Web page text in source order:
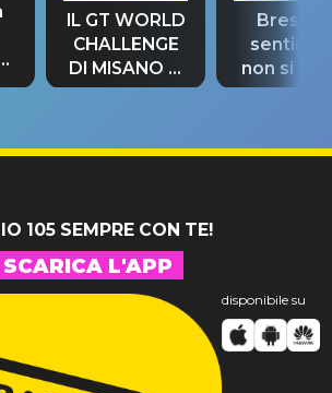
IL GT WORLD
CHALLENGE
DI MISANO si
riconferma
Bresh:
non si
fino alla
105 SEMPRE CON TE!
SCARICA L'APP
disponibile su